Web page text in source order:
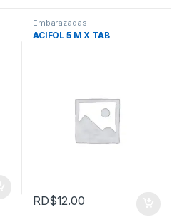
Embarazadas
ACIFOL 5 M X TAB
RD$12.00